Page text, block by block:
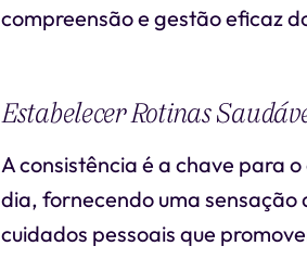
compreensão e gestão eficaz
Estabelecer Rotinas
A consistência é a chave para
dia, fornecendo uma
cuidados pessoais que